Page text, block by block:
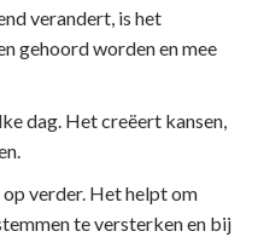
verandert, is het
gehoord worden en mee
dag. Het creëert kansen,
verder. Het helpt om
te versterken en bij